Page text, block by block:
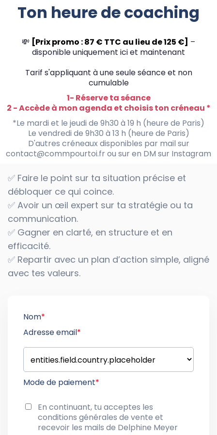
Ton heure de coaching
💸 [Prix promo : 87 € TTC au lieu de 125 €] –
disponible uniquement ici et maintenant
Tarif s'appliquant à une seule séance et non
cumulable
1- Réserve ta séance
2 - Accède à mon agenda et choisis ton créneau *
*Le mardi et le jeudi de 9h30 à 19 h (heure de Paris)
Le vendredi de 9h30 à 13 h (heure de Paris)
D'autres créneaux disponibles par mail sur
contact@commpourtoi.frou sur en DM sur Instagram
✅ Faire le point sur ta situation précise et
débloquer ce qui coince.
✅ Avoir un œil expert sur ta stratégie ou ta
communication.
✅ Gagner en clarté, en structure et en
efficacité.
✅ Repartir avec un plan d’action simple, aligné
avec tes valeurs.
Nom*
Adresse email*
Mode de paiement*
En continuant, tu acceptes les
conditions générales de vente et
recevoir les mails de Delphine Meyer